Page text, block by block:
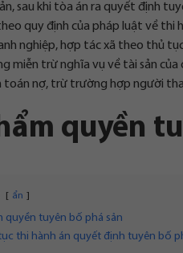
sau khi tòa án ra quyết định
quy định của pháp luật về thi
nghiệp, hợp tác xã theo thủ
miễn trừ nghĩa vụ về tài sản
toán nợ, trừ trường hợp người
quyền
ẩn
quyền tuyên bố phá sản
thi hành án quyết định tuyên bố